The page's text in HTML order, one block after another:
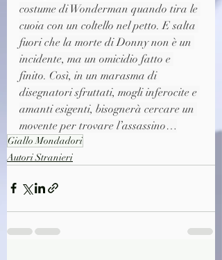
costume di Wonderman quando tira le
cuoia con un coltello nel petto. E salta
fuori che la morte di Donny non è un
incidente, ma un omicidio fatto e
finito. Così, in un marasma di
disegnatori sfruttati, mogli inferocite e
amanti esigenti, bisognerà cercare un
movente per trovare l’assassino…
Giallo Mondadori
Autori Stranieri